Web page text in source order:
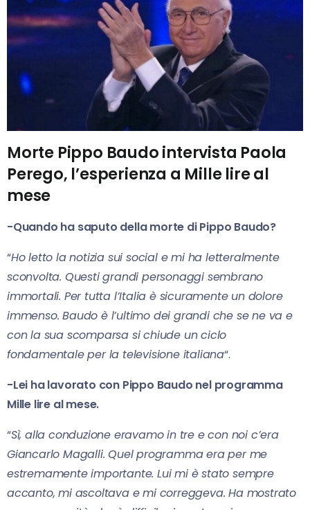
Morte Pippo Baudo intervista Paola
Perego, l’esperienza a Mille lire al
mese
-Quando ha saputo della morte di Pippo Baudo?
“Ho letto la notizia sui social e mi ha letteralmente
sconvolta. Questi grandi personaggi sembrano
immortali. Per tutta l’Italia è sicuramente un dolore
immenso. Baudo è l’ultimo dei grandi che se ne va e
con la sua scomparsa si chiude un ciclo
fondamentale per la televisione italiana“.
-Lei ha lavorato con Pippo Baudo nel programma
Mille lire al mese.
“Sì, alla conduzione eravamo in tre e con noi c’era
Giancarlo Magalli. Quel programma era per me
estremamente importante. Lui mi è stato sempre
accanto, mi ascoltava e mi correggeva. Ha mostrato